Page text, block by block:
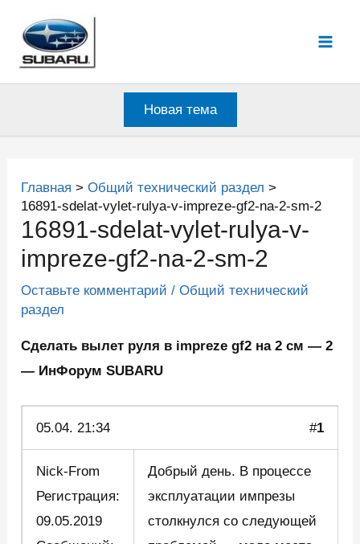
содержимому
Новая тема
Главная
Общий технический раздел
16891-sdelat-vylet-rulya-v-impreze-gf2-na-2-sm-2
16891-sdelat-vylet-rulya-v-
impreze-gf2-na-2-sm-2
Оставьте комментарий /Общий технический
раздел
Сделать вылет руля в impreze gf2 на 2 см — 2
— ИнФорум SUBARU
05.04. 21:34 #1
Nick-From
Регистрация:
09.05.2019
Добрый день. В процессе
эксплуатации импрезы
столкнулся со следующей